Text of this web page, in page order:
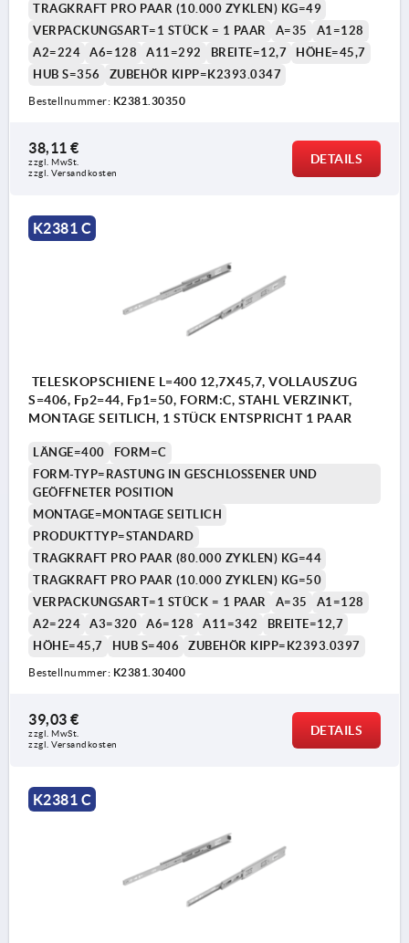
TRAGKRAFT PRO PAAR (10.000 ZYKLEN) KG=49
VERPACKUNGSART=1 STÜCK = 1 PAAR
A=35
A1=128
A2=224
A6=128 A11=292 BREITE=12,7
HÖHE=45,7
HUB S=356
ZUBEHÖR KIPP=K2393.0347
Bestellnummer: K2381.30350
38,11 €
zzgl. MwSt.
zzgl. Versandkosten
DETAILS
K2381 C
TELESKOPSCHIENE L=400 12,7X45,7, VOLLAUSZUG
S=406, Fp2=44, Fp1=50, FORM:C, STAHL VERZINKT,
MONTAGE SEITLICH, 1 STÜCK ENTSPRICHT 1 PAAR
LÄNGE=400
FORM=C
FORM-TYP=RASTUNG IN GESCHLOSSENER UND
GEÖFFNETER POSITION
MONTAGE=MONTAGE SEITLICH
PRODUKTTYP=STANDARD
TRAGKRAFT PRO PAAR (80.000 ZYKLEN) KG=44
TRAGKRAFT PRO PAAR (10.000 ZYKLEN) KG=50
VERPACKUNGSART=1 STÜCK = 1 PAAR
A=35
A1=128
A2=224
A3=320 A6=128 A11=342
BREITE=12,7
HÖHE=45,7
HUB S=406 ZUBEHÖR KIPP=K2393.0397
Bestellnummer: K2381.30400
39,03 €
zzgl. MwSt.
zzgl. Versandkosten
DETAILS
K2381 C